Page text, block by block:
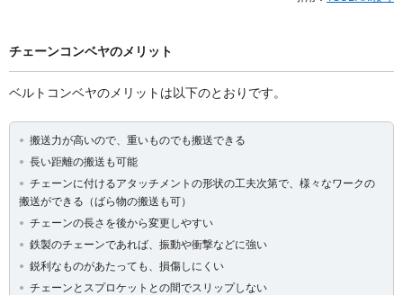
チェーンコンベヤのメリット
ベルトコンベヤのメリットは以下のとおりです。
搬送力が高いので、重いものでも搬送できる
長い距離の搬送も可能
チェーンに付けるアタッチメントの形状の工夫次第で、様々なワークの
搬送ができる（ばら物の搬送も可）
チェーンの長さを後から変更しやすい
鉄製のチェーンであれば、振動や衝撃などに強い
鋭利なものがあたっても、損傷しにくい
チェーンとスプロケットとの間でスリップしない